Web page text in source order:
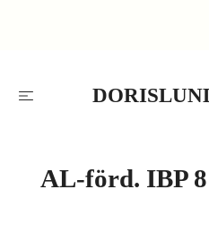
AL-förd. IBP